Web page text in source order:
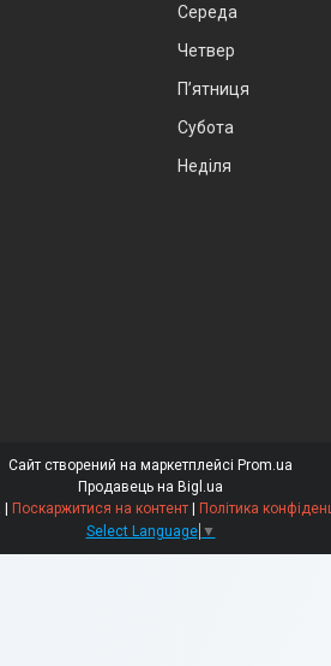
Середа
Четвер
Пʼятниця
Субота
Неділя
Сайт створений на маркетплейсі Prom.ua
Продавець на Bigl.ua
ОТС-Україна | Поскаржитися на контент | Політика
Select Language ▼